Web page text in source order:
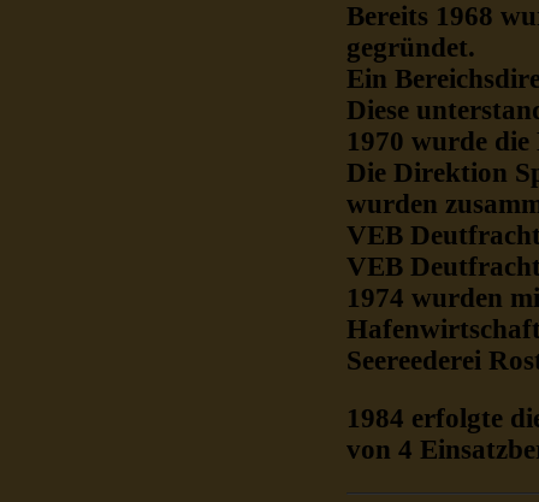
Bereits 1968
gegründet.
Ein
Diese
1970 wurde
Die Direktion
wurden
VEB
VEB
1974 wurden
Seereederei
1984 erfolgte
von 4